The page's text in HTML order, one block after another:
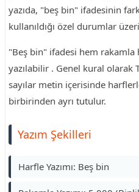
yazıda, "beş bin" ifadesinin
kullanıldığı özel durumlar
"Beş bin" ifadesi hem rakamla
yazılabilir . Genel kural olarak
sayılar metin içerisinde
birbirinden ayrı tutulur.
Yazım Şekilleri
Harfle Yazımı: Beş bin